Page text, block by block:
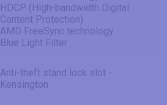
HDCP (High-bandwidth Digital
Content Protection)
AMD FreeSync technology
Blue Light Filter
Anti-theft stand lock slot -
Kensington